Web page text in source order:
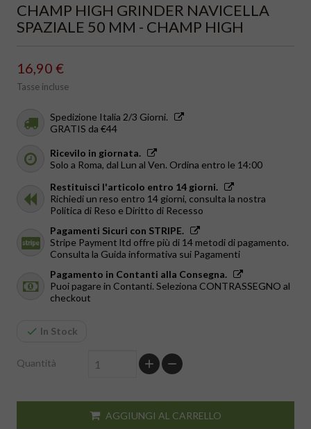
CHAMP HIGH GRINDER NAVICELLA
SPAZIALE 50 MM - CHAMP HIGH
16,90 €
Tasse incluse
Spedizione Italia 2/3 Giorni.
GRATIS da €44
Ricevilo in giornata.
Solo a Roma, dal Lun al Ven. Ordina entro le 14:00
Restituisci l'articolo entro 14 giorni.
Richiedi un reso entro 14 giorni, consulta la nostra
Politica di Reso e Diritto di Recesso
Pagamenti Sicuri con STRIPE.
Stripe Payment ltd offre più di 14 metodi di pagamento.
Consulta la Guida informativa sui Pagamenti
Pagamento in Contanti alla Consegna.
Puoi pagare in Contanti. Seleziona CONTRASSEGNO al
checkout
In Stock
Quantità
AGGIUNGI AL CARRELLO